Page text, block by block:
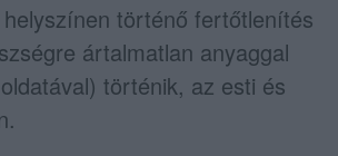
történő fertőtlenítés
ártalmatlan anyaggal
történik, az esti és